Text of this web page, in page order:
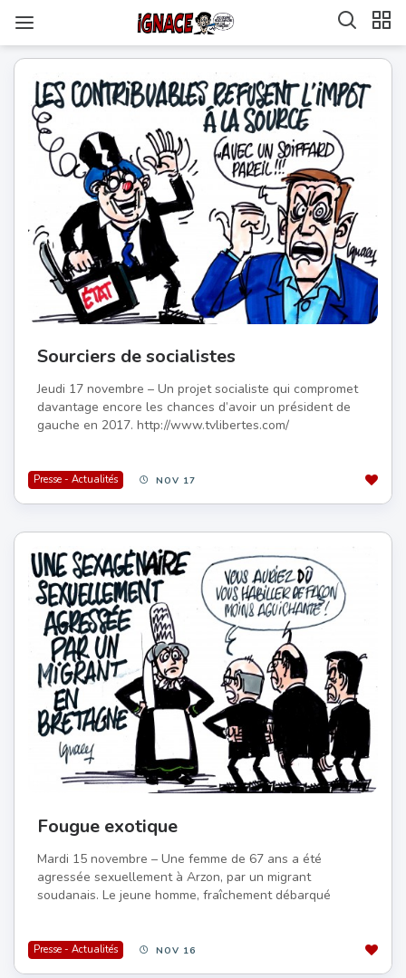
Sourciers de socialistes
Jeudi 17 novembre – Un projet socialiste qui compromet
davantage encore les chances d’avoir un président de
gauche en 2017. http://www.tvlibertes.com/
Presse - Actualités NOV 17
Fougue exotique
Mardi 15 novembre – Une femme de 67 ans a été
agressée sexuellement à Arzon, par un migrant
soudanais. Le jeune homme, fraîchement débarqué
Presse - Actualités NOV 16